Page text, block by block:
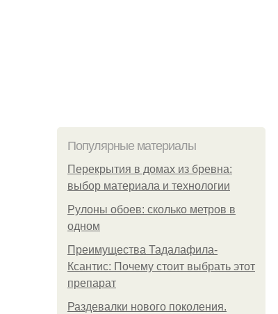
Популярные материалы
Перекрытия в домах из бревна:
выбор материала и технологии
Рулоны обоев: сколько метров в
одном
Преимущества Тадалафила-
Ксантис: Почему стоит выбрать этот
препарат
Раздевалки нового поколения.